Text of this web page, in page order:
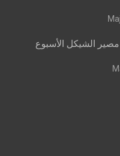
مصير الشيكل الأسبوع